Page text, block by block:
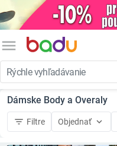
menu
Dámske Body a Overaly
filter_list Filtre Objednať keyboard_arrow_down